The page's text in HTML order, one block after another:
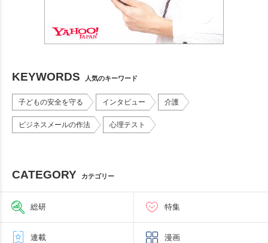
KEYWORDS 人気のキーワード
子どもの安全を守る インタビュー 介護
ビジネスメールの作法 心理テスト
CATEGORY カテゴリー
総研 特集
連載 漫画